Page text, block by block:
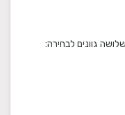
גוונים לבחירה: